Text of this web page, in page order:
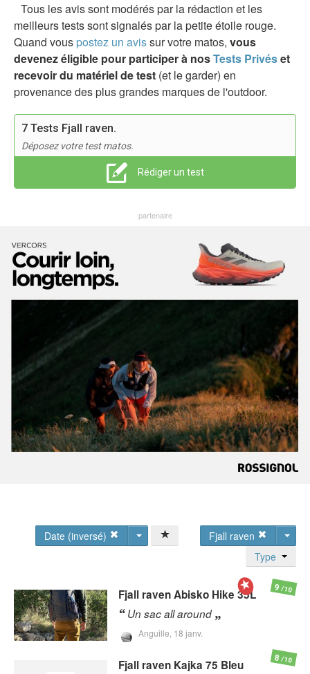
Tous les avis sont modérés par la rédaction et les
meilleurs tests sont signalés par la petite étoile rouge.
Quand vous postez un avissur votre matos, vous
devenez éligible pour participer à nosTests Privéset
recevoir du matériel de test (et le garder) en
provenance des plus grandes marques de l'outdoor.
7 Tests Fjall raven.
Déposez votre test matos.
Rédiger un test
Date (inversé)
Fjall raven
Type
Fjall ravenAbisko Hike 35L
Un sac all around
Anguille, 18 janv.
9/10
Fjall raven Kajka 75 Bleu 8/10